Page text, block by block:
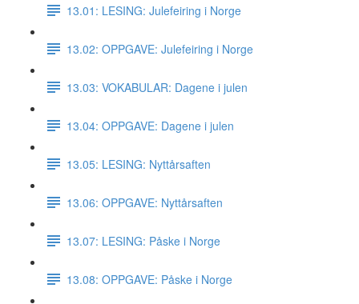
13.01: LESING: Julefeiring i Norge
13.02: OPPGAVE: Julefeiring i Norge
13.03: VOKABULAR: Dagene i julen
13.04: OPPGAVE: Dagene i julen
13.05: LESING: Nyttårsaften
13.06: OPPGAVE: Nyttårsaften
13.07: LESING: Påske i Norge
13.08: OPPGAVE: Påske i Norge